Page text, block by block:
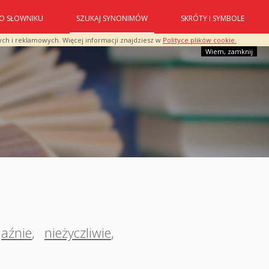
i reklamowych. Więcej informacji znajdziesz w Polityce plików cookie.
Wiem, zamknij
O SŁOWNIKU SZUKAJ SYNONIMÓW SKRÓTY I SYMBOLE
, nieżyczliwie,